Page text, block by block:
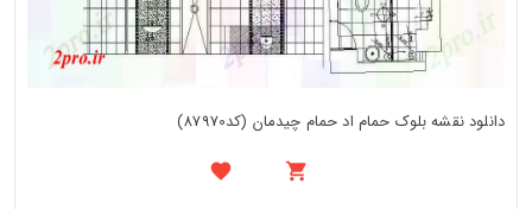
دانلود نقشه بلوک حمام اد حمام چیدمان (کد87970)